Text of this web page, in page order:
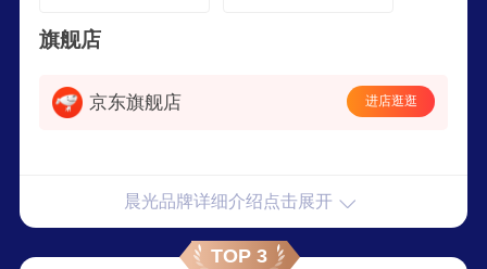
旗舰店
京东旗舰店 进店逛逛
晨光品牌详细介绍点击展开
TOP 3